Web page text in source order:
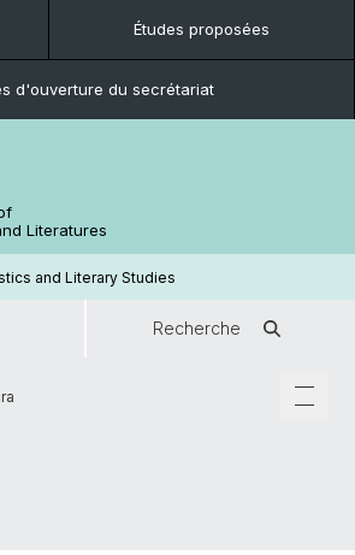
Études proposées
d'ouverture du secrétariat
Literatures
and Literary Studies
Recherche